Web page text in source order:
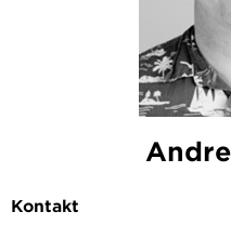
Kontakt